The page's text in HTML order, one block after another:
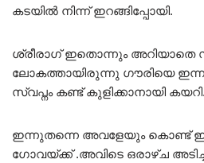
കടയിൽ നിന്ന് ഇറങ്ങിപ്പോയി.
ശ്രീരാഗ് ഇതൊന്നും
ലോകത്തായിരുന്നു ഗൗരിയെ ഇന്നു
സ്വപ്നം കണ്ട് കുളിക്കാനായി കയറി.
ഇന്നുതന്നെ അവളേയും കൊണ്ട്
ഗോവയ്ക്ക് .അവിടെ ഒരാഴ്ച